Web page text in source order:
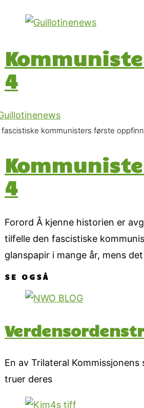
4
fascistiske kommunisters første
4
Forord Å kjenne historien er
tilfelle den fascistiske
glanspapir i mange år, mens
SE OGSÅ
En av Trilateral
truer deres